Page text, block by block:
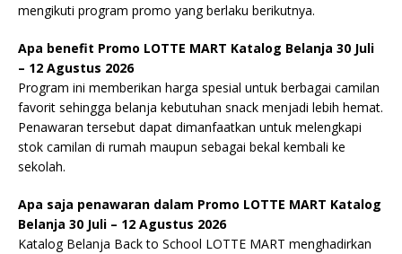
mengikuti program promo yang berlaku berikutnya.
Apa benefit Promo LOTTE MART Katalog Belanja 30 Juli
– 12 Agustus 2026
Program ini memberikan harga spesial untuk berbagai camilan
favorit sehingga belanja kebutuhan snack menjadi lebih hemat.
Penawaran tersebut dapat dimanfaatkan untuk melengkapi
stok camilan di rumah maupun sebagai bekal kembali ke
sekolah.
Apa saja penawaran dalam Promo LOTTE MART Katalog
Belanja 30 Juli – 12 Agustus 2026
Katalog Belanja Back to School LOTTE MART menghadirkan